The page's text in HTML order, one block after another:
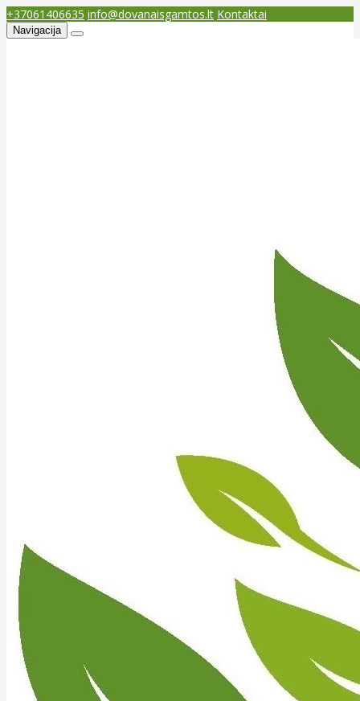
+37061406635 info@dovanaisgamtos.lt Kontaktai
Navigacija